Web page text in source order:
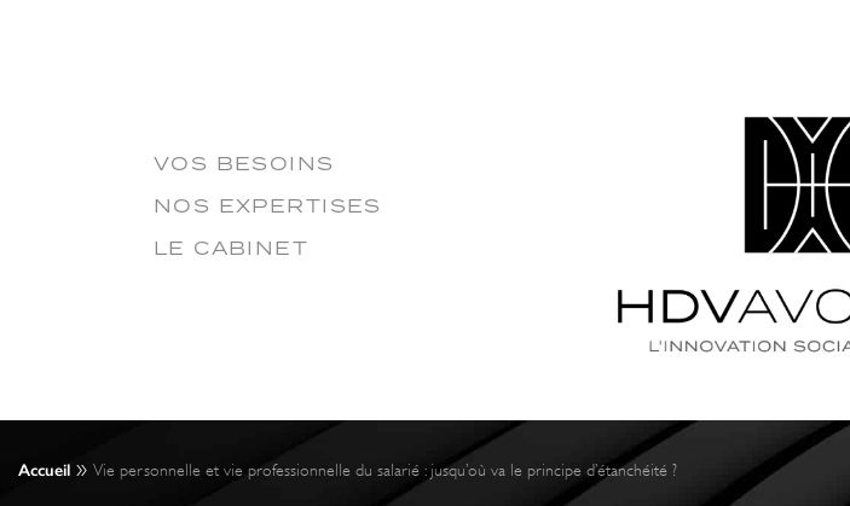
VOS BESOINS
NOS EXPERTISES
LE CABINET
Accueil » Vie personnelle et vie professionnelle du salarié : jusqu’où va le principe d’étanchéité ?